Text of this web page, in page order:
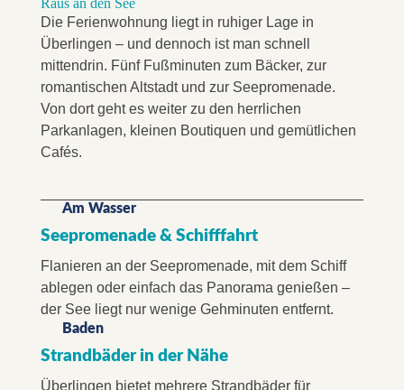
Die Ferienwohnung liegt in ruhiger Lage in
Überlingen – und dennoch ist man schnell
mittendrin. Fünf Fußminuten zum Bäcker, zur
romantischen Altstadt und zur Seepromenade.
Von dort geht es weiter zu den herrlichen
Parkanlagen, kleinen Boutiquen und gemütlichen
Cafés.
Am Wasser
Seepromenade & Schifffahrt
Flanieren an der Seepromenade, mit dem Schiff
ablegen oder einfach das Panorama genießen –
der See liegt nur wenige Gehminuten entfernt.
Baden
Strandbäder in der Nähe
Überlingen bietet mehrere Strandbäder für